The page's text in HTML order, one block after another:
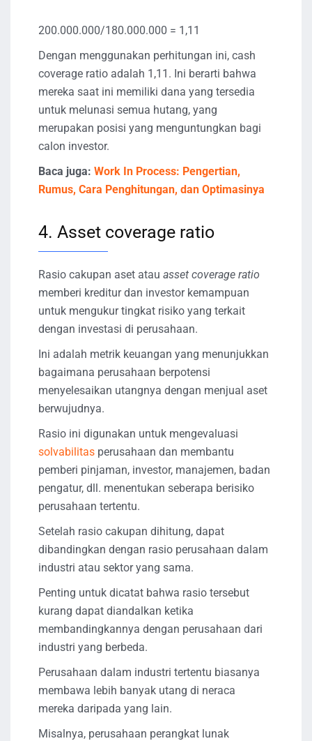
200.000.000/180.000.000 = 1,11
Dengan menggunakan perhitungan ini, cash
coverage ratio adalah 1,11. Ini berarti bahwa
mereka saat ini memiliki dana yang tersedia
untuk melunasi semua hutang, yang
merupakan posisi yang menguntungkan bagi
calon investor.
Baca juga: Work In Process: Pengertian,
Rumus, Cara Penghitungan, dan Optimasinya
4. Asset coverage ratio
Rasio cakupan aset atau asset coverage ratio
memberi kreditur dan investor kemampuan
untuk mengukur tingkat risiko yang terkait
dengan investasi di perusahaan.
Ini adalah metrik keuangan yang menunjukkan
bagaimana perusahaan berpotensi
menyelesaikan utangnya dengan menjual aset
berwujudnya.
Rasio ini digunakan untuk mengevaluasi
solvabilitas perusahaan dan membantu
pemberi pinjaman, investor, manajemen, badan
pengatur, dll. menentukan seberapa berisiko
perusahaan tertentu.
Setelah rasio cakupan dihitung, dapat
dibandingkan dengan rasio perusahaan dalam
industri atau sektor yang sama.
Penting untuk dicatat bahwa rasio tersebut
kurang dapat diandalkan ketika
membandingkannya dengan perusahaan dari
industri yang berbeda.
Perusahaan dalam industri tertentu biasanya
membawa lebih banyak utang di neraca
mereka daripada yang lain.
Misalnya, perusahaan perangkat lunak